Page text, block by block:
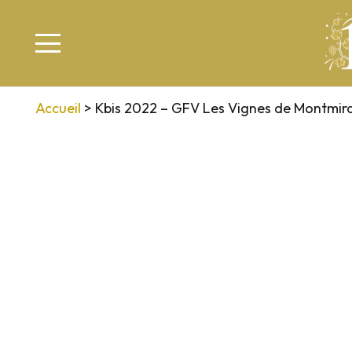
Accueil > Kbis 2022 – GFV Les Vignes de